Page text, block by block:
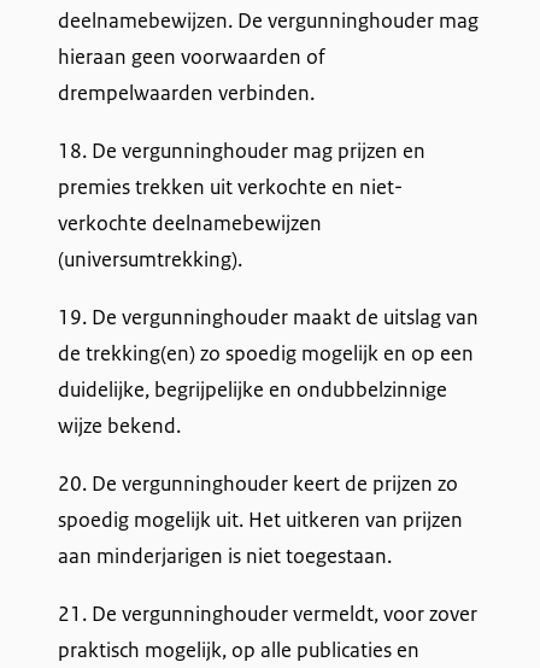
deelnamebewijzen. De vergunninghouder mag
hieraan geen voorwaarden of
drempelwaarden verbinden.
18. De vergunninghouder mag prijzen en
premies trekken uit verkochte en niet-
verkochte deelnamebewijzen
(universumtrekking).
19. De vergunninghouder maakt de uitslag van
de trekking(en) zo spoedig mogelijk en op een
duidelijke, begrijpelijke en ondubbelzinnige
wijze bekend.
20. De vergunninghouder keert de prijzen zo
spoedig mogelijk uit. Het uitkeren van prijzen
aan minderjarigen is niet toegestaan.
21. De vergunninghouder vermeldt, voor zover
praktisch mogelijk, op alle publicaties en